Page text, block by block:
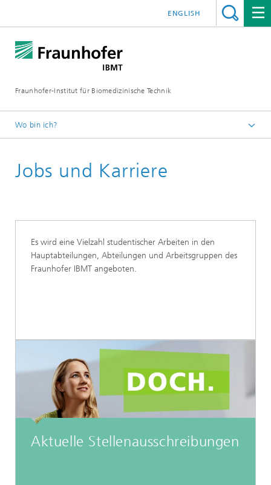
Fraunhofer-Institut für Biomedizinische Technik
ENGLISH
Wo bin ich?
Jobs und Karriere
Es wird eine Vielzahl studentischer Arbeiten in den
Hauptabteilungen, Abteilungen und Arbeitsgruppen des
Fraunhofer IBMT angeboten.
Aktuelle Stellenausschreibungen